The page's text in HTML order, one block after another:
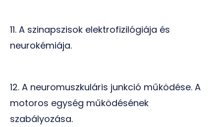
11. A szinapszisok elektrofizilógiája és
neurokémiája.
12. A neuromuszkuláris junkció működése. A
motoros egység működésének
szabályozása.